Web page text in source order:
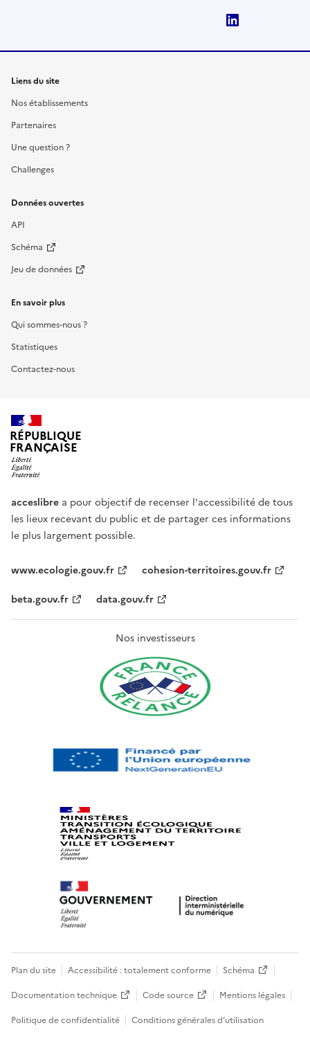
Liens du site
Nos établissements
Partenaires
Une question ?
Challenges
Données ouvertes
API
Schéma
Jeu de données
En savoir plus
Qui sommes-nous ?
Statistiques
Contactez-nous
RÉPUBLIQUE
FRANÇAISE
acceslibre a pour objectif de recenser l'accessibilité de tous
les lieux recevant du public et de partager ces informations
le plus largement possible.
www.ecologie.gouv.fr
cohesion-territoires.gouv.fr
beta.gouv.fr
data.gouv.fr
Nos investisseurs
Plan du site Accessibilité : totalement conforme
Schéma
Documentation technique
Code source
Mentions légales
Politique de confidentialité
Conditions générales d’utilisation